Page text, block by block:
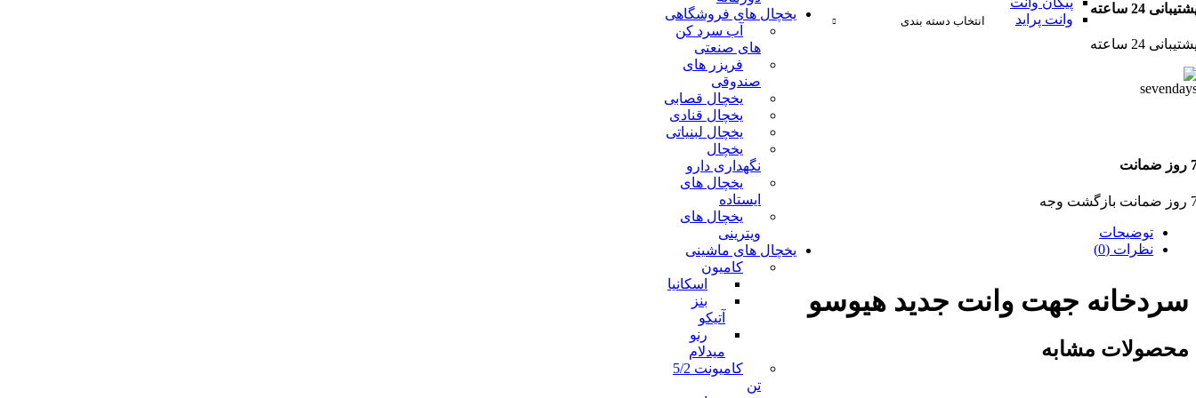
انتخاب دسته بندی
یخچال های فروشگاهی
آب سرد کن
های صنعتی
فریزر های
صندوقی
یخچال قصابی
یخچال قنادی
یخچال لبنیاتی
یخچال
نگهداری دارو
یخچال های
ایستاده
یخچال های
ویترینی
یخچال های ماشینی
کامیون
اسکانیا
بنز
آتیکو
رنو
میدلام
کامیونت 5/2
تن
وانت پراید
24 ساعته
24 ساعته
وجه
توضیحات
نظرات (0)
سردخانه جهت وانت جدید هیوسو
محصولات مشابه